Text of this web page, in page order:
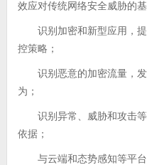
效应对传统网络安全威胁的
识别加密和新型应用，
控策略；
识别恶意的加密流量，
为；
识别异常、威胁和攻击
依据；
与云端和态势感知等平